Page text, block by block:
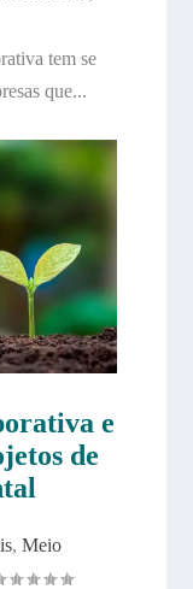
tem se
que...
e
de
, Meio